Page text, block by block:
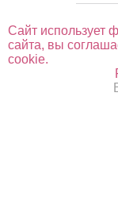
Сайт использует
сайта, вы
cookie.